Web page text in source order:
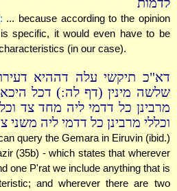
לדמות
... because according to the opinion
specific, it would even have to be
(in our case).
דא"כ תיקשי עלה דההיא
שלשה מינין (דף לה:) דכל היכא
מרבינן כל דדמי ליה מחד צד
וכללי מרבינן כל דדמי ליה משני
query the Gemara in Eiruvin (ibid.)
(35b) - which states that wherever
one P'rat we include anything that is
and wherever there are two